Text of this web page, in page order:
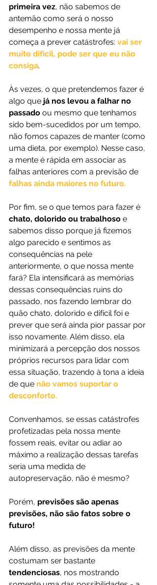
primeira vez, não sabemos de
antemão como será o nosso
desempenho e nossa mente já
começa a prever catástrofes: vai ser
muito difícil, pode ser que eu não
consiga.
Às vezes, o que pretendemos fazer é
algo que já nos levou a falhar no
passado ou mesmo que tenhamos
sido bem-sucedidos por um tempo,
não fomos capazes de manter (como
uma dieta, por exemplo). Nesse caso,
a mente é rápida em associar as
falhas anteriores com a previsão de
falhas ainda maiores no futuro.
Por fim, se o que temos para fazer é
chato, dolorido ou trabalhoso e
sabemos disso porque já fizemos
algo parecido e sentimos as
consequências na pele
anteriormente, o que nossa mente
fará? Ela intensificará as memórias
dessas consequências ruins do
passado, nos fazendo lembrar do
quão chato, dolorido e difícil foi e
prever que será ainda pior passar por
isso novamente. Além disso, ela
minimizará a percepção dos nossos
próprios recursos para lidar com
essa situação, trazendo à tona a ideia
de que não vamos suportar o
desconforto.
Convenhamos, se essas catástrofes
profetizadas pela nossa mente
fossem reais, evitar ou adiar ao
máximo a realização dessas tarefas
seria uma medida de
autopreservação, não é mesmo?
Porém, previsões são apenas
previsões, não são fatos sobre o
futuro!
Além disso, as previsões da mente
costumam ser bastante
tendenciosas, nos mostrando